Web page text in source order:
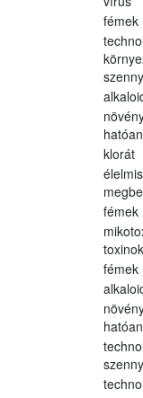
fémek
klorát
fémek
toxinok
fémek